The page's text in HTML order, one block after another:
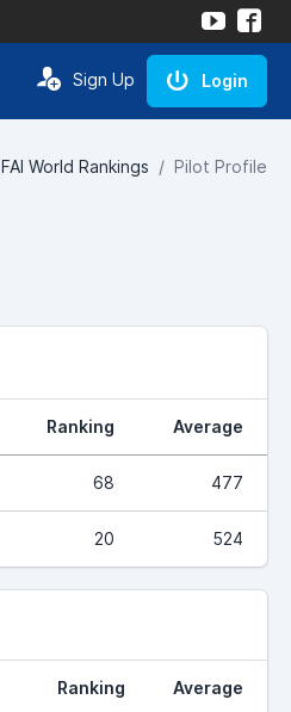
Sign Up Login
FAI World Rankings Pilot Profile
Ranking Average
68 477
20 524
Ranking Average